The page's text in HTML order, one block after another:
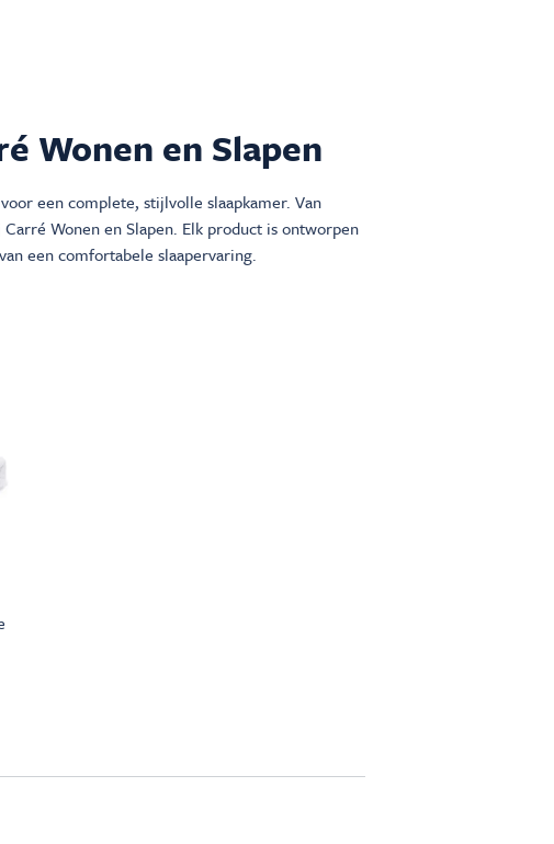
Wonen en Slapen
een complete, stijlvolle slaapkamer. Van
Wonen en Slapen. Elk product is ontworpen
een comfortabele slaapervaring.